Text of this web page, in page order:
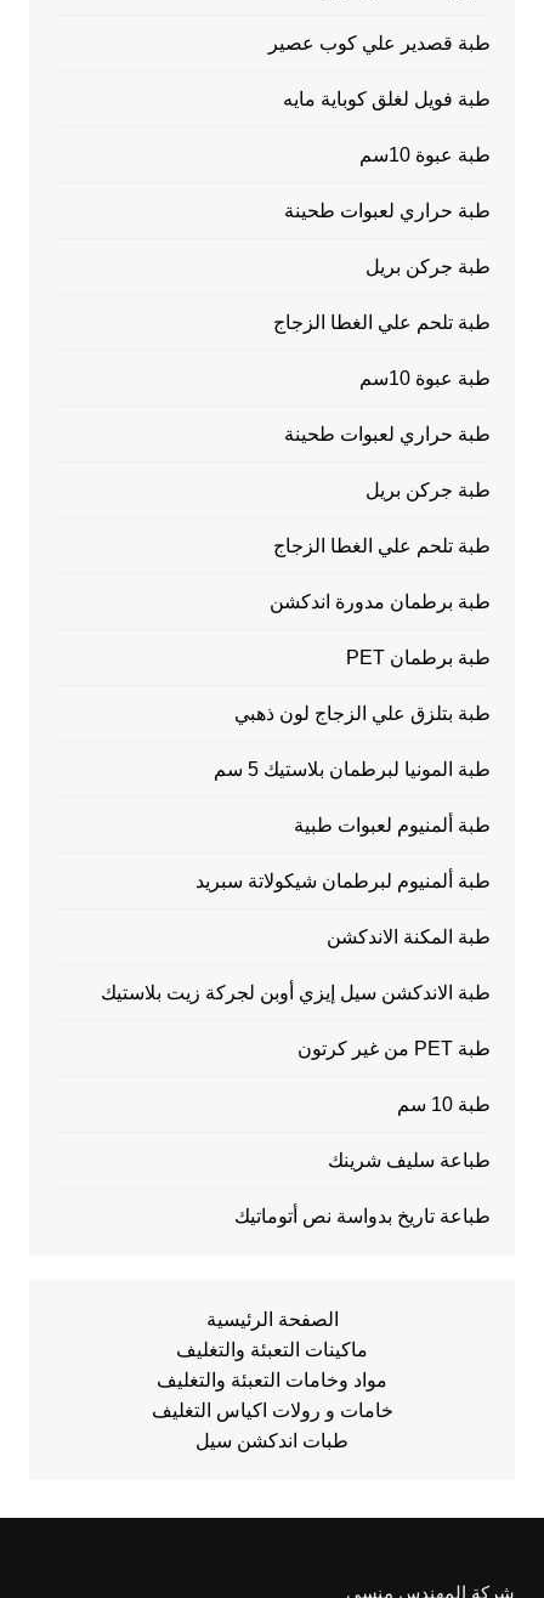
طبة قصدير علي كوب عصير
طبة فويل لغلق كوباية مايه
طبة عبوة 10سم
طبة حراري لعبوات طحينة
طبة جركن بريل
طبة تلحم علي الغطا الزجاج
طبة عبوة 10سم
طبة حراري لعبوات طحينة
طبة جركن بريل
طبة تلحم علي الغطا الزجاج
طبة برطمان مدورة اندكشن
طبة برطمان PET
طبة بتلزق علي الزجاج لون ذهبي
طبة المونيا لبرطمان بلاستيك 5 سم
طبة ألمنيوم لعبوات طبية
طبة ألمنيوم لبرطمان شيكولاتة سبريد
طبة المكنة الاندكشن
طبة الاندكشن سيل إيزي أوبن لجركة زيت بلاستيك
طبة PET من غير كرتون
طبة 10 سم
طباعة سليف شرينك
طباعة تاريخ بدواسة نص أتوماتيك
الصفحة الرئيسية
ماكينات التعبئة والتغليف
مواد وخامات التعبئة والتغليف
خامات و رولات اكياس التغليف
طبات اندكشن سيل
شركة المهندس منسي